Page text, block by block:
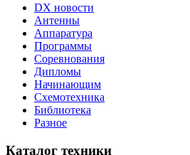
DX новости
Антенны
Аппаратура
Программы
Соревнования
Дипломы
Начинающим
Схемотехника
Библиотека
Разное
Каталог техники